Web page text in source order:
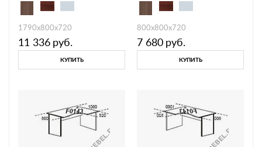
1790х800х720
11 336 руб.
КУПИТЬ
800х800х720
7 680 руб.
КУПИТЬ